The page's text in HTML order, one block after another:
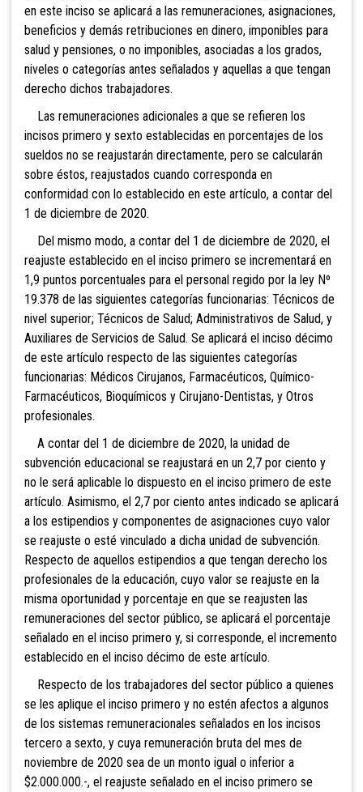
en este inciso se aplicará a las remuneraciones, asignaciones,
beneficios y demás retribuciones en dinero, imponibles para
salud y pensiones, o no imponibles, asociadas a los grados,
niveles o categorías antes señalados y aquellas a que tengan
derecho dichos trabajadores.
Las remuneraciones adicionales a que se refieren los
incisos primero y sexto establecidas en porcentajes de los
sueldos no se reajustarán directamente, pero se calcularán
sobre éstos, reajustados cuando corresponda en
conformidad con lo establecido en este artículo, a contar del
1 de diciembre de 2020.
Del mismo modo, a contar del 1 de diciembre de 2020, el
reajuste establecido en el inciso primero se incrementará en
1,9 puntos porcentuales para el personal regido por la ley Nº
19.378 de las siguientes categorías funcionarias: Técnicos de
nivel superior; Técnicos de Salud; Administrativos de Salud, y
Auxiliares de Servicios de Salud. Se aplicará el inciso décimo
de este artículo respecto de las siguientes categorías
funcionarias: Médicos Cirujanos, Farmacéuticos, Químico-
Farmacéuticos, Bioquímicos y Cirujano-Dentistas, y Otros
profesionales.
A contar del 1 de diciembre de 2020, la unidad de
subvención educacional se reajustará en un 2,7 por ciento y
no le será aplicable lo dispuesto en el inciso primero de este
artículo. Asimismo, el 2,7 por ciento antes indicado se aplicará
a los estipendios y componentes de asignaciones cuyo valor
se reajuste o esté vinculado a dicha unidad de subvención.
Respecto de aquellos estipendios a que tengan derecho los
profesionales de la educación, cuyo valor se reajuste en la
misma oportunidad y porcentaje en que se reajusten las
remuneraciones del sector público, se aplicará el porcentaje
señalado en el inciso primero y, si corresponde, el incremento
establecido en el inciso décimo de este artículo.
Respecto de los trabajadores del sector público a quienes
se les aplique el inciso primero y no estén afectos a algunos
de los sistemas remuneracionales señalados en los incisos
tercero a sexto, y cuya remuneración bruta del mes de
noviembre de 2020 sea de un monto igual o inferior a
$2.000.000.-, el reajuste señalado en el inciso primero se